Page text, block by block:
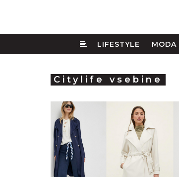
LIFESTYLE MODA
Citylife vsebine